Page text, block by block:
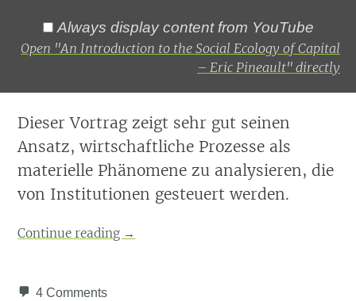
Pineault"
Always display content from YouTube
Open "An Introduction to the Social Ecology of Capital
– Eric Pineault" directly
Dieser Vortrag zeigt sehr gut seinen
Ansatz, wirtschaftliche Prozesse als
materielle Phänomene zu analysieren, die
von Institutionen gesteuert werden.
Continue reading →
4 Comments